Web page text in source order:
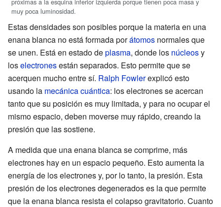
muy poca luminosidad.
Estas densidades son posibles porque la materia en una
enana blanca no está formada porátomos normales que
se unen. Está en estado deplasma, donde los núcleosy
loselectronesestán separados. Esto permite que se
acerquen mucho entre sí. Ralph Fowlerexplicó esto
usando la mecánica cuántica: los electrones se acercan
tanto que su posición es muy limitada, y para no ocupar el
mismo espacio, deben moverse muy rápido, creando la
presión que las sostiene.
A medida que una enana blanca se comprime, más
electrones hay en un espacio pequeño. Esto aumenta la
energía de los electrones y, por lo tanto, la presión. Esta
presión de los electrones degenerados es la que permite
que la enana blanca resista el colapso gravitatorio. Cuanto